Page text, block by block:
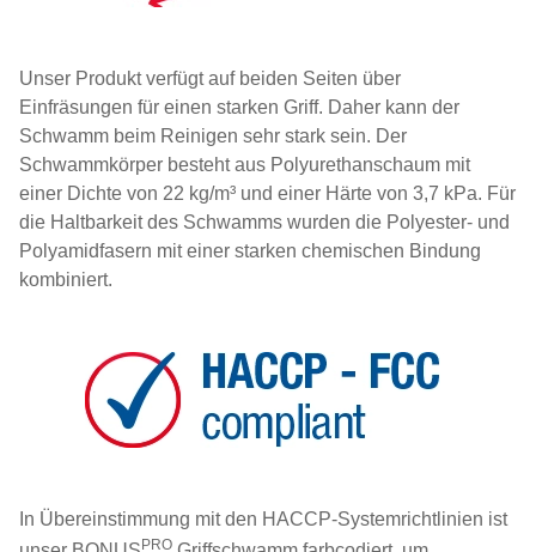
Unser Produkt verfügt auf beiden Seiten über
Einfräsungen für einen starken Griff. Daher kann der
Schwamm beim Reinigen sehr stark sein. Der
Schwammkörper besteht aus Polyurethanschaum mit
einer Dichte von 22 kg/m³ und einer Härte von 3,7 kPa. Für
die Haltbarkeit des Schwamms wurden die Polyester- und
Polyamidfasern mit einer starken chemischen Bindung
kombiniert.
In Übereinstimmung mit den HACCP-Systemrichtlinien ist
PRO